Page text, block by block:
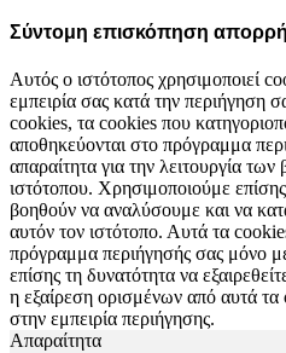
Σύντομη επισκόπηση
Αυτός ο ιστότοπος χρησιμοποιεί
εμπειρία σας κατά την περιήγηση
cookies, τα cookies που
αποθηκεύονται στο πρόγραμμα
απαραίτητα για την λειτουργία
ιστότοπου. Χρησιμοποιούμε
βοηθούν να αναλύσουμε και να
αυτόν τον ιστότοπο. Αυτά τα
πρόγραμμα περιήγησής σας μόνο
επίσης τη δυνατότητα να
η εξαίρεση ορισμένων από αυτά τα
στην εμπειρία περιήγησης.
Απαραίτητα